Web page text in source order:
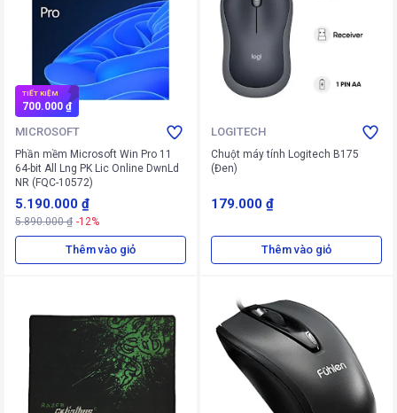
TIẾT KIỆM
700.000 ₫
MICROSOFT
Phần mềm Microsoft Win Pro 11
64-bit All Lng PK Lic Online DwnLd
NR (FQC-10572)
5.190.000 ₫
5.890.000 ₫ -12%
Thêm vào giỏ
LOGITECH
Chuột máy tính Logitech B175
(Đen)
179.000 ₫
Thêm vào giỏ